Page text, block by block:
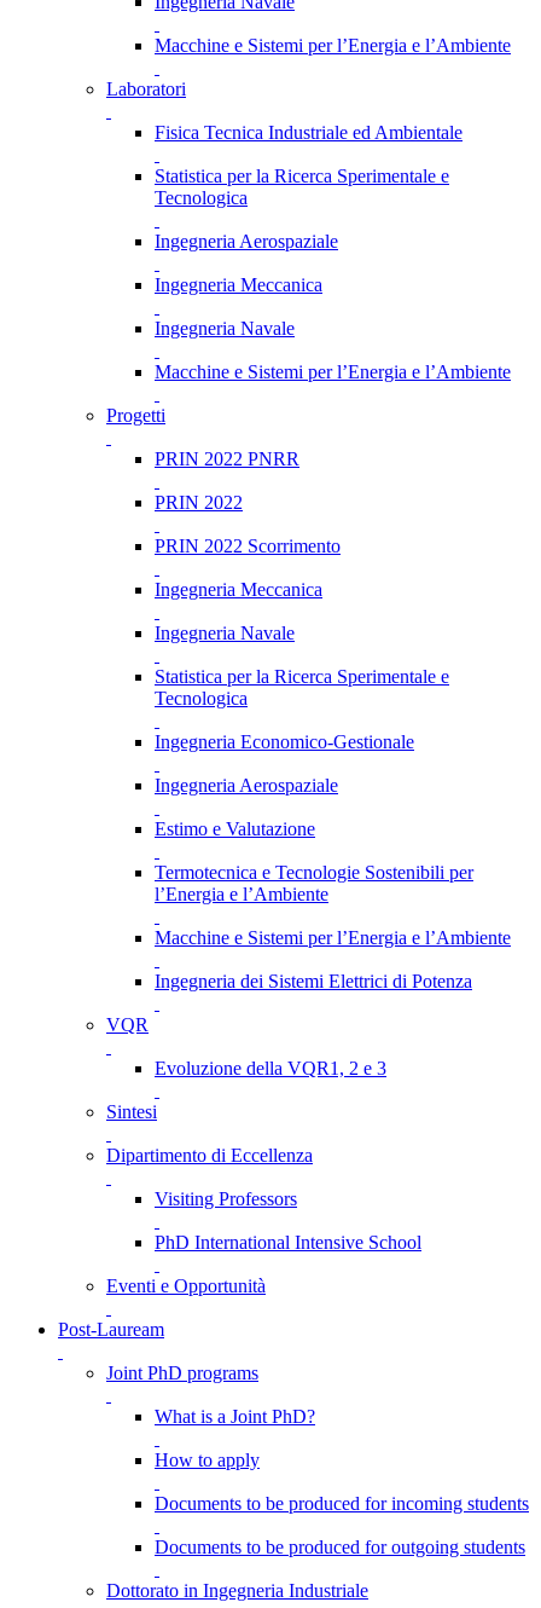
Macchine e Sistemi per l’Energia e l’Ambiente
Laboratori
Fisica Tecnica Industriale ed Ambientale
Statistica per la Ricerca Sperimentale e
Tecnologica
Ingegneria Aerospaziale
Ingegneria Meccanica
Ingegneria Navale
Macchine e Sistemi per l’Energia e l’Ambiente
Progetti
PRIN 2022 PNRR
PRIN 2022
PRIN 2022 Scorrimento
Ingegneria Meccanica
Ingegneria Navale
Statistica per la Ricerca Sperimentale e
Tecnologica
Ingegneria Economico-Gestionale
Ingegneria Aerospaziale
Estimo e Valutazione
Termotecnica e Tecnologie Sostenibili per
l’Energia e l’Ambiente
Macchine e Sistemi per l’Energia e l’Ambiente
Ingegneria dei Sistemi Elettrici di Potenza
VQR
Evoluzione della VQR1, 2 e 3
Sintesi
Dipartimento di Eccellenza
Visiting Professors
PhD International Intensive School
Eventi e Opportunità
Post-Lauream
Joint PhD programs
What is a Joint PhD?
How to apply
Documents to be produced for incoming students
Documents to be produced for outgoing students
Dottorato in Ingegneria Industriale